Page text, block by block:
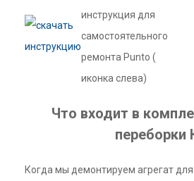
инструкция для
самостоятельного
ремонта Punto (
иконка слева)
Что входит в
переборки
Когда мы демонтируем агрегат